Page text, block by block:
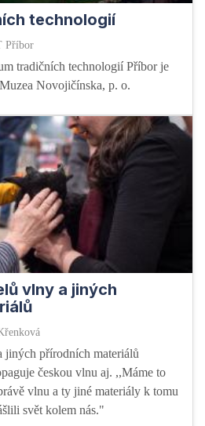
technologií
Příbor
tradičních technologií Příbor je
Novojičínska, p. o.
vlny a jiných
přírodních materiálů
českou vlnu aj. ,,Máme to
vlnu a ty jiné materiály k tomu
svět kolem nás."